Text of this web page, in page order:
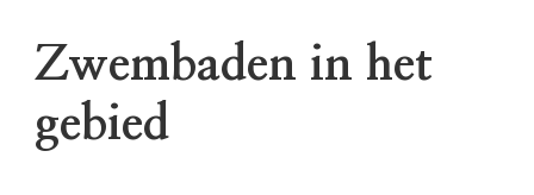
Zwembaden in het
gebied